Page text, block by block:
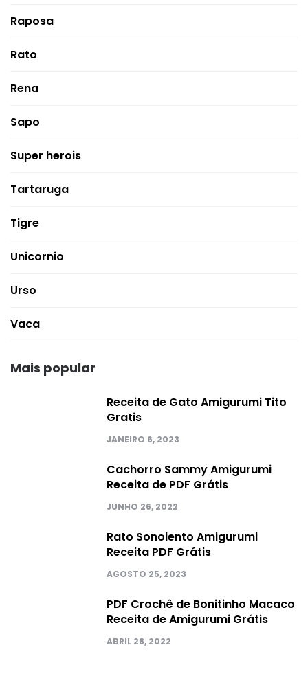
Raposa
Rato
Rena
Sapo
Super herois
Tartaruga
Tigre
Unicornio
Urso
Vaca
Mais popular
Receita de Gato Amigurumi Tito
Gratis
JANEIRO 6, 2023
Cachorro Sammy Amigurumi
Receita de PDF Grátis
JUNHO 26, 2022
Rato Sonolento Amigurumi
Receita PDF Grátis
AGOSTO 25, 2023
PDF Crochê de Bonitinho Macaco
Receita de Amigurumi Grátis
ABRIL 28, 2022